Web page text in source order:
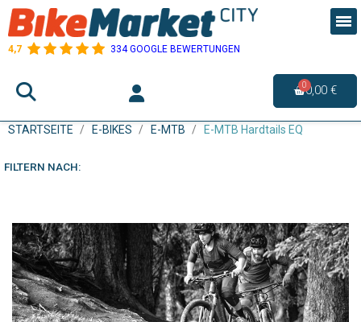
4,7 334 GOOGLE BEWERTUNGEN
0,00 €
STARTSEITE E-BIKES E-MTB E-MTB Hardtails EQ
FILTERN NACH: